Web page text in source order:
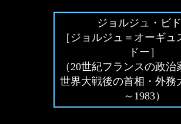
ジョルジュ・ビ
［ジョルジュ＝オーギ
ドー］
（20世紀フランスの政治
世界大戦後の首相・外務
～1983）